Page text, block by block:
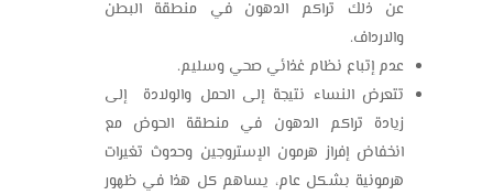
عن ذلك تراكم الدهون في منطقة البطن
والارداف.
عدم إتباع نظام غذائي صحي وسليم.
تتعرض النساء نتيجة إلى الحمل والولادة إلى
زيادة تراكم الدهون في منطقة الحوض مع
انخفاض إفراز هرمون الإستروجين وحدوث تغيرات
هرمونية بشكل عام، يساهم كل هذا في ظهور